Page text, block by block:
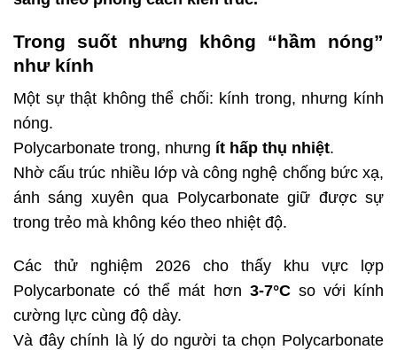
Trong suốt nhưng không “hầm nóng”
như kính
Một sự thật không thể chối: kính trong, nhưng kính
nóng.
Polycarbonate trong, nhưng ít hấp thụ nhiệt.
Nhờ cấu trúc nhiều lớp và công nghệ chống bức xạ,
ánh sáng xuyên qua Polycarbonate giữ được sự
trong trẻo mà không kéo theo nhiệt độ.
Các thử nghiệm 2026 cho thấy khu vực lợp
Polycarbonate có thể mát hơn 3-7°Cso với kính
cường lực cùng độ dày.
Và đây chính là lý do người ta chọn Polycarbonate